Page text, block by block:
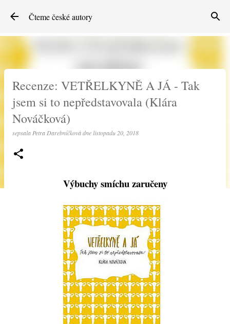
Přeskočit na hlavní obsah
Čteme české autory
Recenze: VETŘELKYNĚ A JÁ - Tak
jsem si to nepředstavovala (Klára
Nováčková)
sepsala Petra Darebníčkovádnelistopadu 20, 2018
Výbuchy smíchu zaručeny